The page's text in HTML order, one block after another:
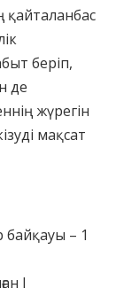
қайталанбас
беріп,
де
жүрегін
мақсат
– 1
І